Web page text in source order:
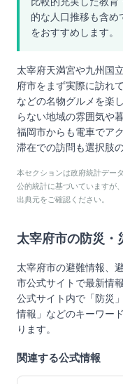
的な人口推移も含め
をおすすめします。
太宰府天満宮や九州国
府市をまず実際に訪れ
などの名物グルメを楽
らない地域の雰囲気や
福岡市からも電車でア
滞在での訪問も選択肢
本セクションは政府統計デー
公的統計に基づいていますが
出典元をご確認ください。
太宰府市の防災・
太宰府市の避難情報、
市公式サイトで最新情
公式サイト内で「防災
情報」などのキーワー
ります。
関連する公式情報